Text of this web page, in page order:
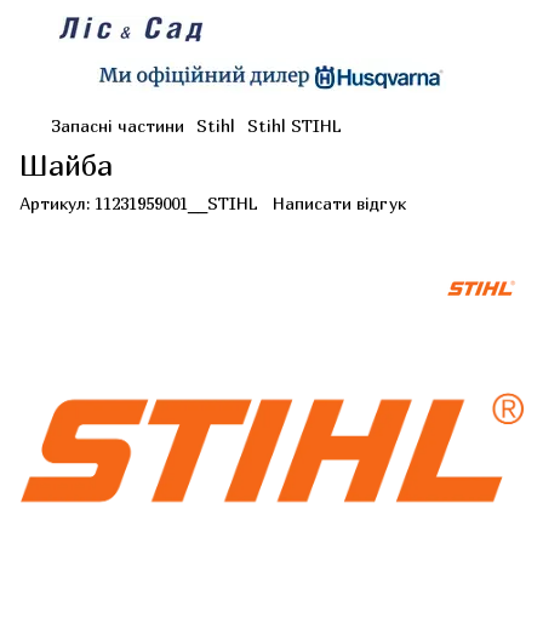
Запасні частини Stihl Stihl STIHL
Шайба
Артикул: 11231959001__STIHL Написати відгук